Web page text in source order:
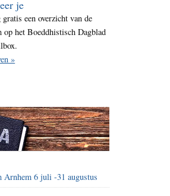
je
een overzicht van de
op het Boeddhistisch Dagblad
»
Arnhem 6 juli -31 augustus